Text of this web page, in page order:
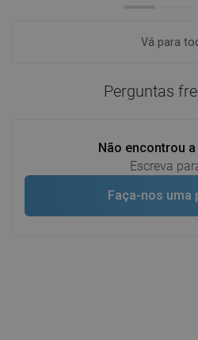
Vá para
Perguntas
Não encontrou
Escreva
Faça-nos uma